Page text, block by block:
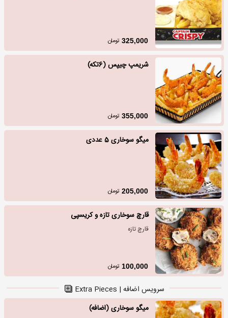
325,000 تومان
شریمپ چیپس (6تکه)
355,000 تومان
میگو سوخاری 5 عددی
205,000 تومان
قارچ سوخاری تازه و کریسپی
قارچ تازه
100,000 تومان
سرویس اضافه | Extra Pieces
میگو سوخاری (اضافه)